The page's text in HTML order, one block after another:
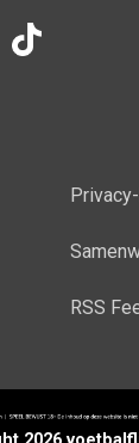
RSS